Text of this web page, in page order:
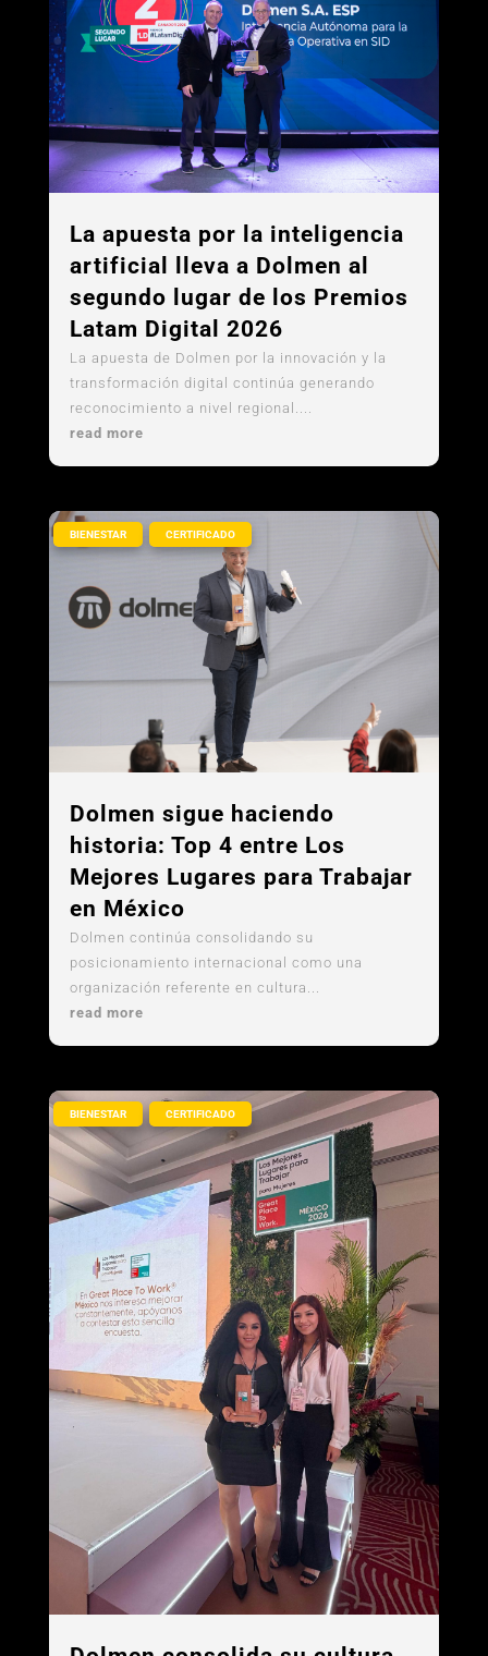
La apuesta por la inteligencia
artificial lleva a Dolmen al
segundo lugar de los Premios
Latam Digital 2026
La apuesta de Dolmen por la innovación y la
transformación digital continúa generando
reconocimiento a nivel regional....
read more
Dolmen sigue haciendo
historia: Top 4 entre Los
Mejores Lugares para Trabajar
en México
BIENESTAR CERTIFICADO
Dolmen continúa consolidando su
posicionamiento internacional como una
organización referente en cultura...
read more
BIENESTAR CERTIFICADO